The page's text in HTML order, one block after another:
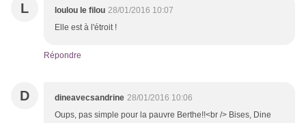
L loulou le filou 28/01/2016 10:07
Elle est à l'étroit !
Répondre
D dineavecsandrine 28/01/2016 10:06
Oups, pas simple pour la pauvre Berthe!!<br /> Bises, Dine